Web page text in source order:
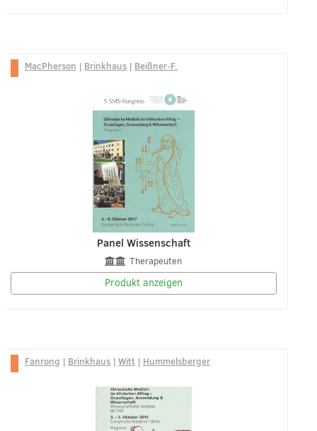
MacPherson | Brinkhaus| Beißner-F.
Panel Wissenschaft
Therapeuten
Produkt anzeigen
Fanrong | Brinkhaus| Witt| Hummelsberger